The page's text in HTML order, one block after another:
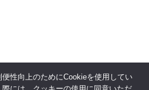
性向上のためにCookieを使用してい